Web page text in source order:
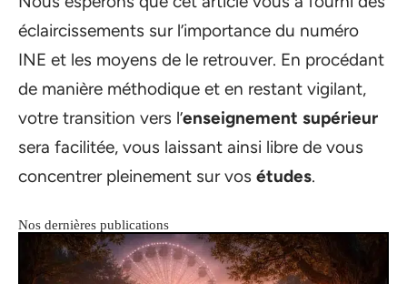
éclaircissements sur l’importance du numéro
INE et les moyens de le retrouver. En procédant
de manière méthodique et en restant vigilant,
votre transition vers l’enseignement supérieur
sera facilitée, vous laissant ainsi libre de vous
concentrer pleinement sur vos études.
Nos dernières publications